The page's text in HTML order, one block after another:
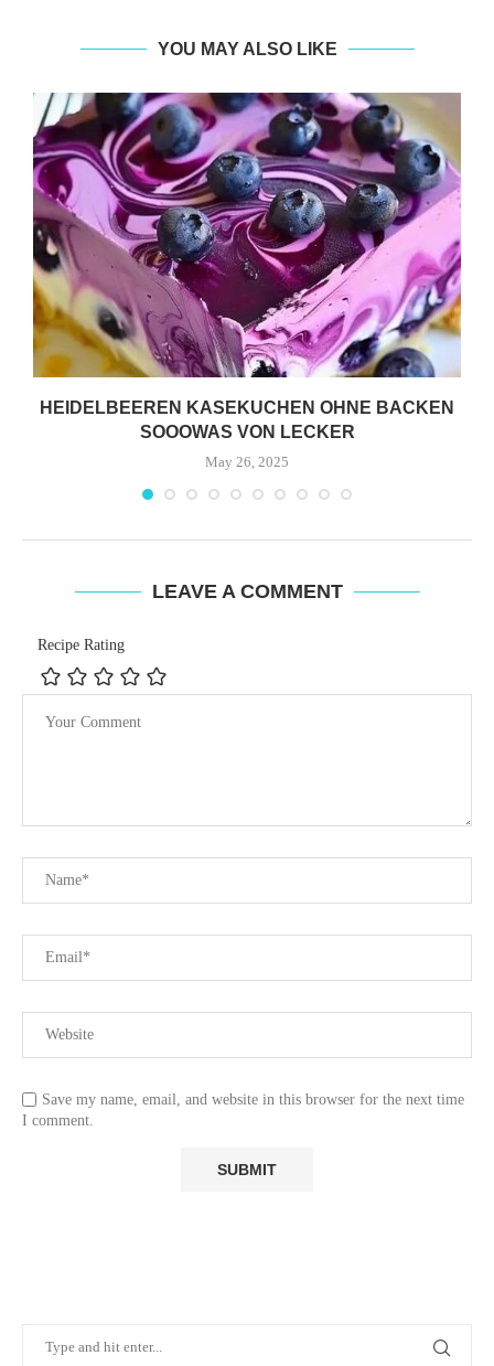
YOU MAY ALSO LIKE
HEIDELBEEREN KASEKUCHEN OHNE BACKEN
SOOOWAS VON LECKER
May 26, 2025
LEAVE A COMMENT
Recipe Rating
Save my name, email, and website in this browser for the next time
I comment.